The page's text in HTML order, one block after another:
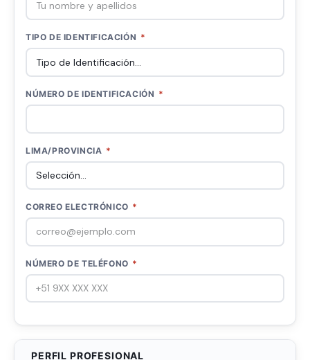
TIPO DE IDENTIFICACIÓN *
NÚMERO DE IDENTIFICACIÓN *
LIMA/PROVINCIA *
CORREO ELECTRÓNICO *
NÚMERO DE TELÉFONO *
PERFIL PROFESIONAL